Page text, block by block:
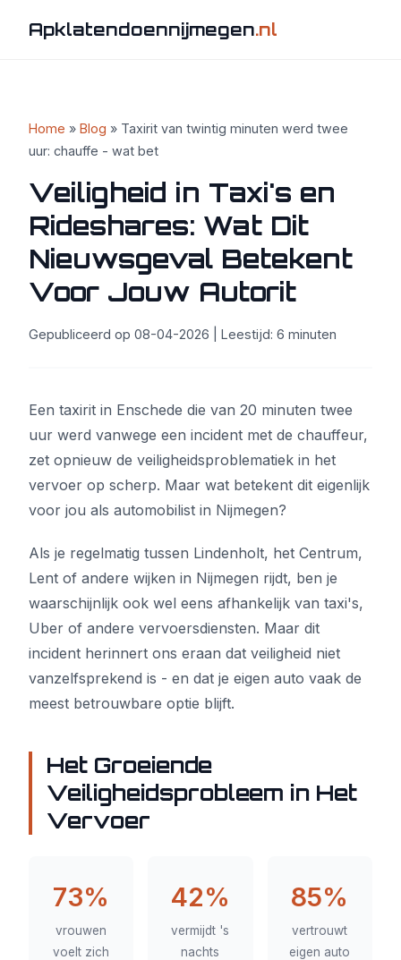
Apklatendoennijmegen.nl
Home » Blog » Taxirit van twintig minuten werd twee
uur: chauffe - wat bet
Veiligheid in Taxi's en
Rideshares: Wat Dit
Nieuwsgeval Betekent
Voor Jouw Autorit
Gepubliceerd op 08-04-2026 | Leestijd: 6 minuten
Een taxirit in Enschede die van 20 minuten twee
uur werd vanwege een incident met de chauffeur,
zet opnieuw de veiligheidsproblematiek in het
vervoer op scherp. Maar wat betekent dit eigenlijk
voor jou als automobilist in Nijmegen?
Als je regelmatig tussen Lindenholt, het Centrum,
Lent of andere wijken in Nijmegen rijdt, ben je
waarschijnlijk ook wel eens afhankelijk van taxi's,
Uber of andere vervoersdiensten. Maar dit
incident herinnert ons eraan dat veiligheid niet
vanzelfsprekend is - en dat je eigen auto vaak de
meest betrouwbare optie blijft.
Het Groeiende
Veiligheidsprobleem in Het
Vervoer
73%
vrouwen
voelt zich
42%
vermijdt 's
nachts
85%
vertrouwt
eigen auto